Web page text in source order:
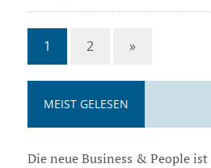
1 2 »
MEIST GELESEN
Die neue Business & People